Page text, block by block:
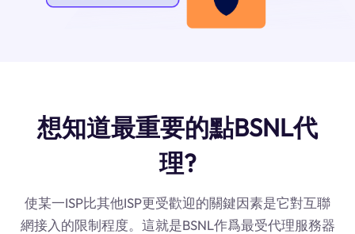
想知道最重要的點BSNL代
理?
使某一ISP比其他ISP更受歡迎的關鍵因素是它對互聯
網接入的限制程度。這就是BSNL作爲最受代理服務器